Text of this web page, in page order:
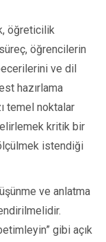
öğreticilik
öğrencilerin
ve dil
hazırlama
temel noktalar
kritik bir
istendiği
ve anlatma
gibi açık